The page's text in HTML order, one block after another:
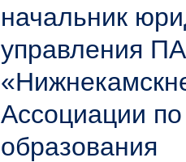
начальник
управления
Ассоциации
образования